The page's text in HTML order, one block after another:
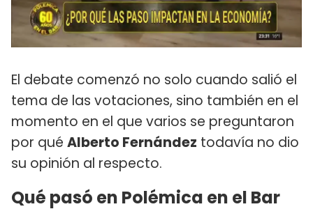
El debate comenzó no solo cuando salió el
tema de las votaciones, sino también en el
momento en el que varios se preguntaron
por qué Alberto Fernández todavía no dio
su opinión al respecto.
Qué pasó en Polémica en el Bar